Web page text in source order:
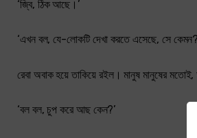
‘জ্বি, ঠিক আছে।’
‘এখন বল, যে-লোকটি দেখা করতে এসেছে, সে
রেবা অবাক হয়ে তাকিয়ে রইল। মানুষ মানুষের
‘বল বল, চুপ করে আছ কেন?’